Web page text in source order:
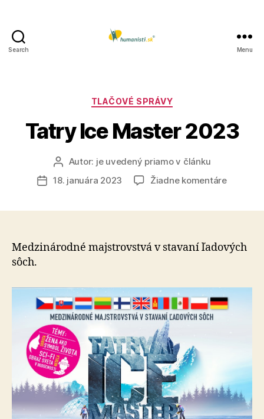
Search Menu
Kategórie
TLAČOVÉ SPRÁVY
Tatry Ice Master 2023
Autor
článku
Autor: je uvedený priamo v článku
Dátum
18. januára 2023 Žiadne komentárena
Medzinárodné majstrovstvá v stavaní ľadových
sôch.